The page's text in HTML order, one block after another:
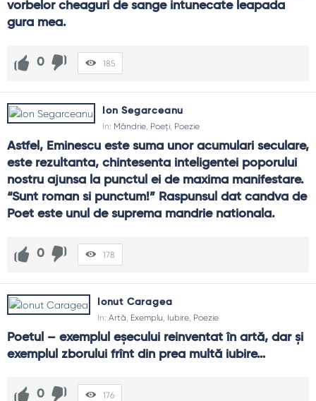
vorbelor cheaguri de sange intunecate leapada
gura mea.
0 185
Ion Segarceanu
In: Mândrie, Poeți, Poezie
Astfel, Eminescu este suma unor acumulari seculare,
este rezultanta, chintesenta inteligentei poporului
nostru ajunsa la punctul ei de maxima manifestare.
“Sunt roman si punctum!” Raspunsul dat candva de
Poet este unul de suprema mandrie nationala.
0 178
Ionut Caragea
In: Artă, Exemplu, Iubire, Poezie
Poetul – exemplul eşecului reinventat în artă, dar şi
exemplul zborului frînt din prea multă iubire…
0 176